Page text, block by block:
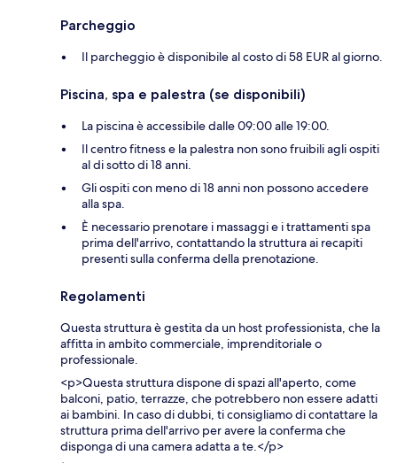
Parcheggio
Il parcheggio è disponibile al costo di 58 EUR al giorno.
Piscina, spa e palestra (se disponibili)
La piscina è accessibile dalle 09:00 alle 19:00.
Il centro fitness e la palestra non sono fruibili agli ospiti
al di sotto di 18 anni.
Gli ospiti con meno di 18 anni non possono accedere
alla spa.
È necessario prenotare i massaggi e i trattamenti spa
prima dell'arrivo, contattando la struttura ai recapiti
presenti sulla conferma della prenotazione.
Regolamenti
Questa struttura è gestita da un host professionista, che la
affitta in ambito commerciale, imprenditoriale o
professionale.
<p>Questa struttura dispone di spazi all'aperto, come
balconi, patio, terrazze, che potrebbero non essere adatti
ai bambini. In caso di dubbi, ti consigliamo di contattare la
struttura prima dell'arrivo per avere la conferma che
disponga di una camera adatta a te.</p>